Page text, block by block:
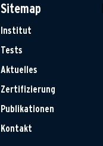
Sitemap
Institut
Tests
Aktuelles
Zertifizierung
Publikationen
Kontakt